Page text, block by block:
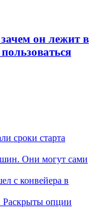
он лежит в
сроки старта
Они могут сами
с конвейера в
Раскрыты опции